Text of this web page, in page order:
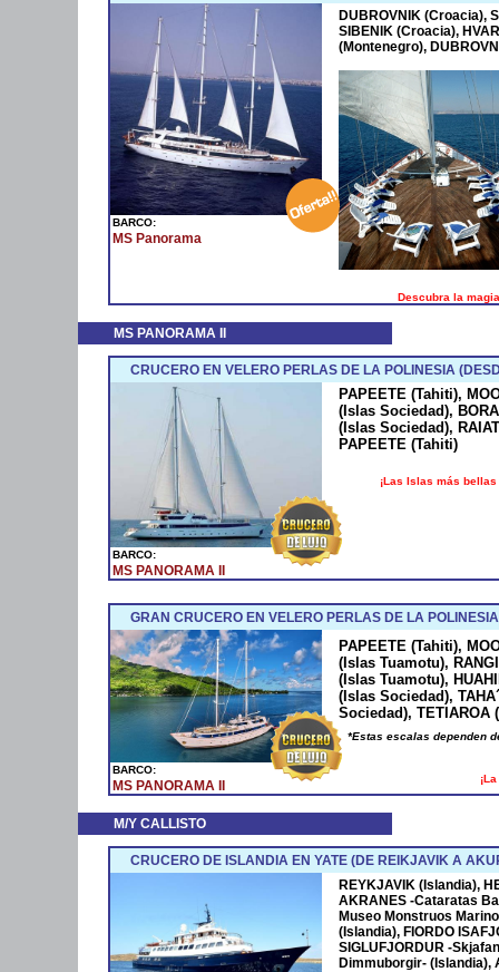
BARCO:
MS Panorama
DUBROVNIK (Croacia),
SIBENIK (Croacia),
(Montenegro),
Descubra la
MS PANORAMA II
CRUCERO EN VELERO PERLAS DE LA POLINESIA
BARCO:
MS PANORAMA II
PAPEETE (Tahiti),
(Islas Sociedad),
(Islas Sociedad),
PAPEETE (Tahiti)
¡Las Islas más
GRAN CRUCERO EN VELERO PERLAS DE LA
BARCO:
MS PANORAMA II
PAPEETE (Tahiti),
(Islas Tuamotu),
(Islas Tuamotu),
(Islas Sociedad),
Sociedad), TETIAROA
*Estas escalas dependen
M/Y CALLISTO
CRUCERO DE ISLANDIA EN YATE (DE REIKJAVIK A
REYKJAVIK (Islandia),
AKRANES -Cataratas
Museo Monstruos
(Islandia), FIORDO
SIGLUFJORDUR -
Dimmuborgir- (Islandia),